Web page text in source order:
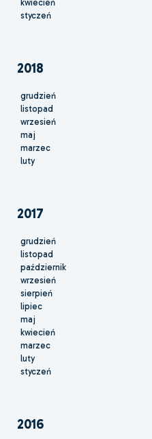
kwiecień
styczeń
2018
grudzień
listopad
wrzesień
maj
marzec
luty
2017
grudzień
listopad
październik
wrzesień
sierpień
lipiec
maj
kwiecień
marzec
luty
styczeń
2016